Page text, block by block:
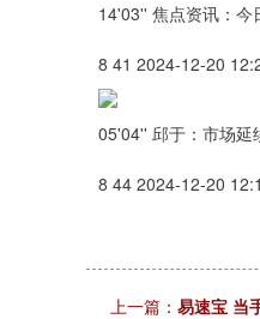
14'03'' 焦点资讯：今
8 41 2024-12-20
05'04'' 邱于：市场延
8 44 2024-12-20
上一篇： 易速宝 当